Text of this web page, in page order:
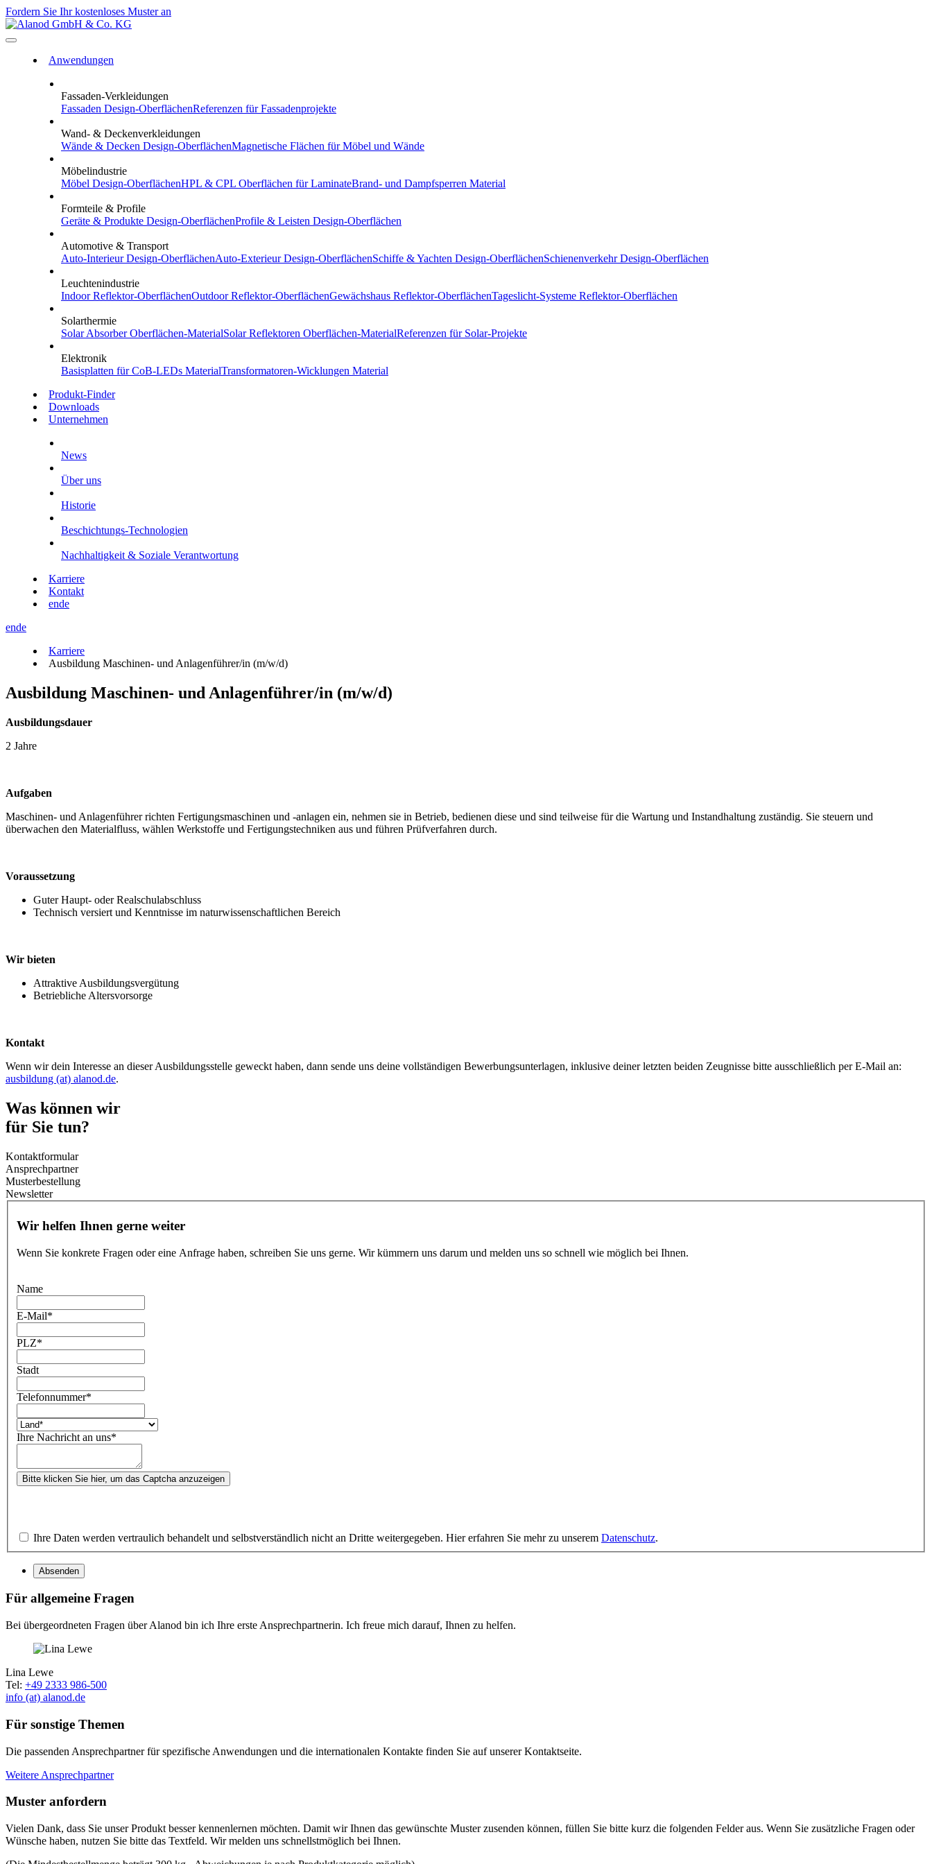
Fordern Sie Ihr kostenloses Muster an
Anwendungen
Fassaden-Verkleidungen
Fassaden Design-OberflächenReferenzen für Fassadenprojekte
Wand- & Deckenverkleidungen
Wände & Decken Design-OberflächenMagnetische Flächen für Möbel und Wände
Möbelindustrie
Möbel Design-OberflächenHPL & CPL Oberflächen für LaminateBrand- und Dampfsperren Material
Formteile & Profile
Geräte & Produkte Design-OberflächenProfile & Leisten Design-Oberflächen
Automotive & Transport
Auto-InterieurDesign-OberflächenAuto-ExterieurDesign-OberflächenSchiffe & Yachten Design-OberflächenSchienenverkehrDesign-Oberflächen
Leuchtenindustrie
IndoorReflektor-OberflächenOutdoorReflektor-OberflächenGewächshaus Reflektor-OberflächenTageslicht-Systeme Reflektor-Oberflächen
Solarthermie
Solar AbsorberOberflächen-MaterialSolar Reflektoren Oberflächen-MaterialReferenzen für Solar-Projekte
Elektronik
Basisplatten für CoB-LEDs MaterialTransformatoren-Wicklungen Material
Produkt-Finder
Downloads
Unternehmen
News
Über uns
Historie
Beschichtungs-Technologien
Nachhaltigkeit & Soziale Verantwortung
Karriere
Kontakt
ende
ende
Karriere
Ausbildung Maschinen- und Anlagenführer/in (m/w/d)
Ausbildung Maschinen- und Anlagenführer/in (m/w/d)
Ausbildungsdauer
2 Jahre
Aufgaben
Maschinen- und Anlagenführer richten Fertigungsmaschinen und -anlagen ein, nehmen sie in Betrieb, bedienen diese und sind teilweise für die Wartung und Instandhaltung zuständig. Sie steuern und
überwachen den Materialfluss, wählen Werkstoffe und Fertigungstechniken aus und führen Prüfverfahren durch.
Voraussetzung
Guter Haupt- oder Realschulabschluss
Technisch versiert und Kenntnisse im naturwissenschaftlichen Bereich
Wir bieten
Attraktive Ausbildungsvergütung
Betriebliche Altersvorsorge
Kontakt
Wenn wir dein Interesse an dieser Ausbildungsstelle geweckt haben, dann sende uns deine vollständigen Bewerbungsunterlagen, inklusive deiner letzten beiden Zeugnisse bitte ausschließlich per E-Mail an:
ausbildung (at) alanod.de.
Was können wir
für Sie tun?
Kontaktformular
Ansprechpartner
Musterbestellung
Newsletter
Wir helfen Ihnen gerne weiter
Wenn Sie konkrete Fragen oder eine Anfrage haben, schreiben Sie uns gerne. Wir kümmern uns darum und melden uns so schnell wie möglich bei Ihnen.
Name
E-Mail*
PLZ*
Stadt
Telefonnummer*
Ihre Nachricht an uns*
Bitte klicken Sie hier, um das Captcha anzuzeigen
Ihre Daten werden vertraulich behandelt und selbstverständlich nicht an Dritte weitergegeben. Hier erfahren Sie mehr zu unserem Datenschutz.
Absenden
Für allgemeine Fragen
Bei übergeordneten Fragen über Alanod bin ich Ihre erste Ansprechpartnerin. Ich freue mich darauf, Ihnen zu helfen.
Lina Lewe
Tel: +49 2333 986-500
info (at) alanod.de
Für sonstige Themen
Die passenden Ansprechpartner für spezifische Anwendungen und die internationalen Kontakte finden Sie auf unserer Kontaktseite.
Weitere Ansprechpartner
Muster anfordern
Vielen Dank, dass Sie unser Produkt besser kennenlernen möchten. Damit wir Ihnen das gewünschte Muster zusenden können, füllen Sie bitte kurz die folgenden Felder aus. Wenn Sie zusätzliche Fragen oder
Wünsche haben, nutzen Sie bitte das Textfeld. Wir melden uns schnellstmöglich bei Ihnen.